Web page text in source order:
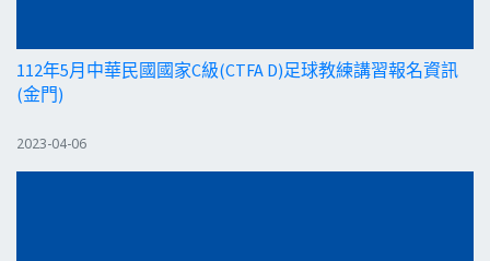
112年5月中華民國國家C級(CTFA D)足球教練講習報名資訊
(金門)
2023-04-06